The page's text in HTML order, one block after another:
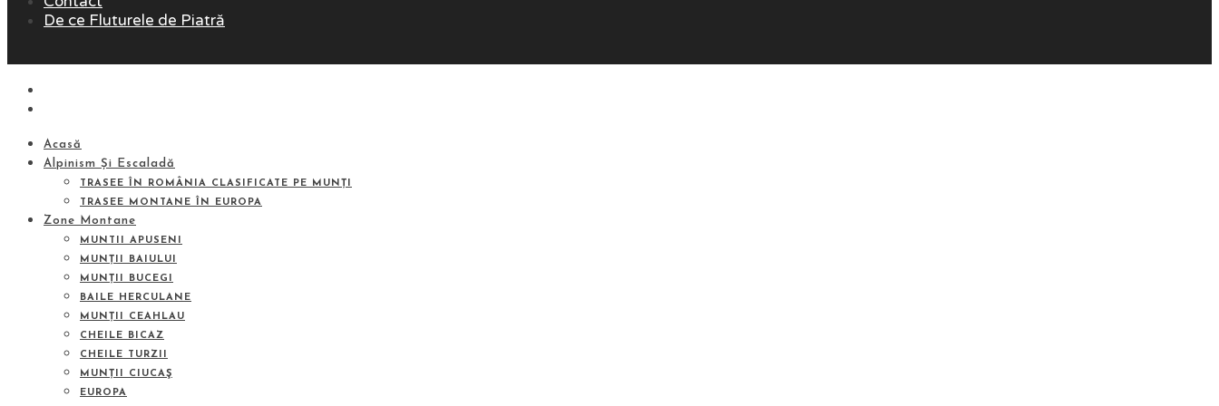
De ce Fluturele de Piatră
Acasă
Alpinism Și Escaladă
TRASEE ÎN ROMÂNIA CLASIFICATE PE MUNȚI
TRASEE MONTANE ÎN EUROPA
Zone Montane
MUNTII APUSENI
MUNȚII BAIULUI
MUNȚII BUCEGI
BAILE HERCULANE
MUNȚII CEAHLAU
CHEILE BICAZ
CHEILE TURZII
MUNȚII CIUCAŞ
EUROPA